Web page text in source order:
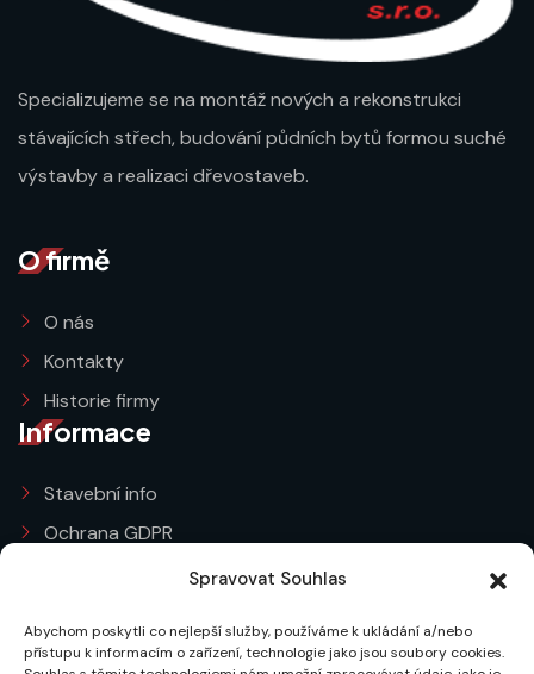
Spravovat Souhlas
Abychom poskytli co nejlepší služby, používáme k ukládání a/nebo
přístupu k informacím o zařízení, technologie jako jsou soubory cookies.
Specializujeme se na montáž nových a rekonstrukci
stávajících střech, budování půdních bytů formou suché
výstavby a realizaci dřevostaveb.
O firmě
O nás
Kontakty
Historie firmy
Informace
Stavební info
Ochrana GDPR
Obchodní podmínky
Služby